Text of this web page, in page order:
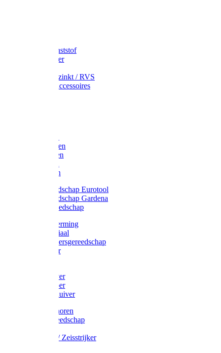
Emmer kunststof
Schepemmer
Emmer verzinkt / RVS
Regenton accessoires
Gazonharken
Asfaltharken
Hooiharken
Handgereedschap Eurotool
Handgereedschap Gardena
Kindergereedschap
Kniebescherming
Afzetmateriaal
Stratenmakersgereedschap
Straathamer
Mestschuiver
Mestschraper
Sneeuwschuiver
Zeis toebehoren
Baggergereedschap
Wetstenen / Zeisstrijker